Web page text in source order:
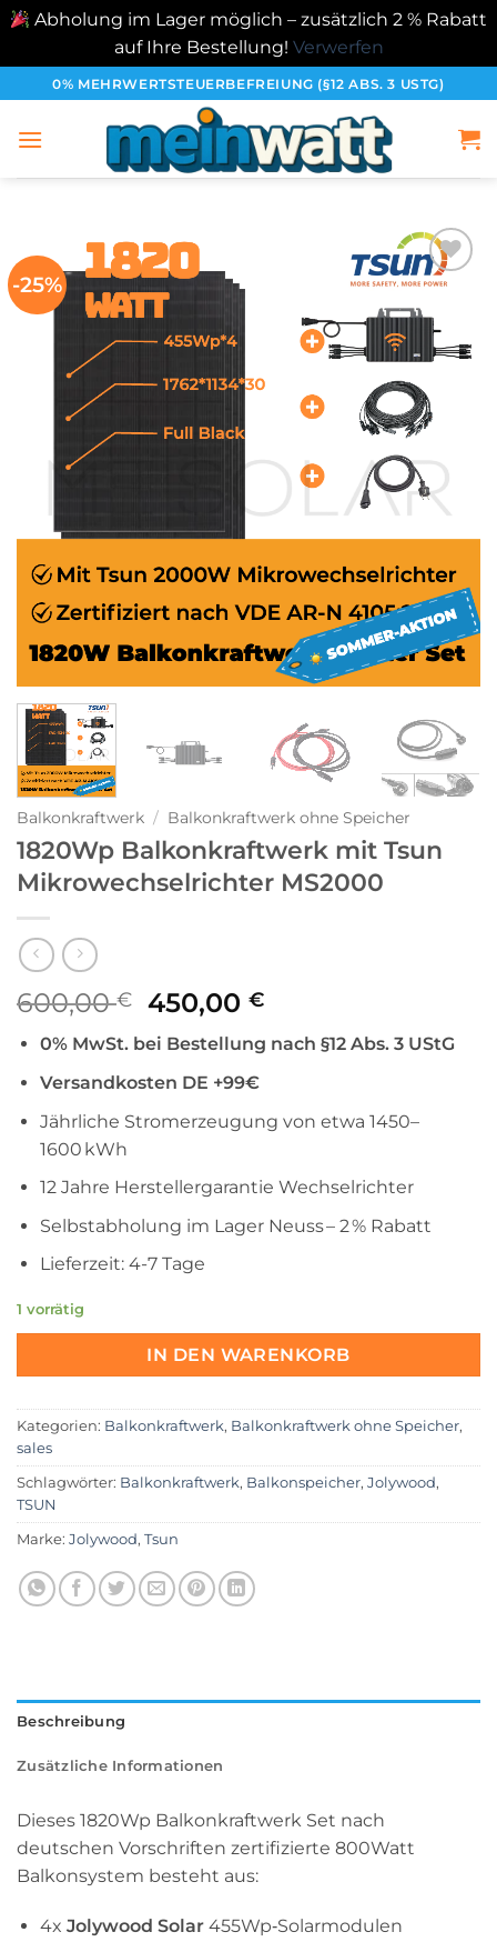
Abholung im Lager möglich – zusätzlich 2 % Rabatt
auf Ihre Bestellung! Verwerfen
Inhalt
springen
0% MEHRWERTSTEUERBEFREIUNG (§12 ABS. 3 USTG)
-25%
加入
Balkonkraftwerk / Balkonkraftwerk ohne Speicher
1820Wp Balkonkraftwerk mit Tsun
Mikrowechselrichter MS2000
600,00€
Ursprünglicher
Preis
war:
600,00 €
450,00€Aktueller
Preis
ist:
0% MwSt. bei Bestellung nach §12 Abs. 3 UStG
Versandkosten DE +99€
Jährliche Stromerzeugung von etwa 1450–
1600 kWh
12 Jahre Herstellergarantie Wechselrichter
Selbstabholung im Lager Neuss – 2 % Rabatt
Lieferzeit: 4-7 Tage
1 vorrätig
IN DEN WARENKORB
Kategorien: Balkonkraftwerk, Balkonkraftwerk ohne Speicher,
sales
Schlagwörter: Balkonkraftwerk, Balkonspeicher, Jolywood,
TSUN
Marke: Jolywood, Tsun
Beschreibung
Zusätzliche Informationen
Dieses 1820Wp Balkonkraftwerk Set nach
deutschen Vorschriften zertifizierte 800Watt
Balkonsystem besteht aus:
4x Jolywood Solar455Wp‑Solarmodulen